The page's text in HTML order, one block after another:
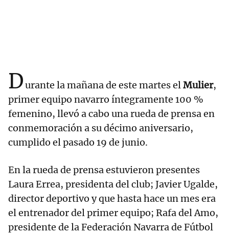
Durante la mañana de este martes elMulier,
primer equipo navarro íntegramente 100 %
femenino, llevó a cabo una rueda de prensa en
conmemoración a su décimo aniversario,
cumplido el pasado 19 de junio.
En la rueda de prensa estuvieron presentes
Laura Errea, presidenta del club; Javier Ugalde,
director deportivo y que hasta hace un mes era
el entrenador del primer equipo; Rafa del Amo,
presidente de la Federación Navarra de Fútbol